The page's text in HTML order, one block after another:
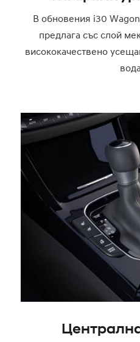
В обновения i30
предлага със слой
висококачествено